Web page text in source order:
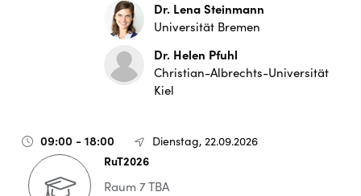
Dr. Lena Steinmann
Universität Bremen
Dr. Helen Pfuhl
Christian-Albrechts-Universität
Kiel
09:00 - 18:00
Dienstag, 22.09.2026
RuT2026
Raum 7 TBA